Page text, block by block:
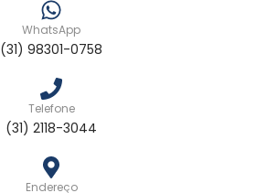
WhatsApp
(31) 98301-0758
Telefone
(31) 2118-3044
Endereço